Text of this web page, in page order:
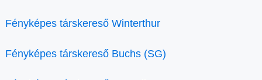
Fényképes társkereső Winterthur
Fényképes társkereső Buchs (SG)